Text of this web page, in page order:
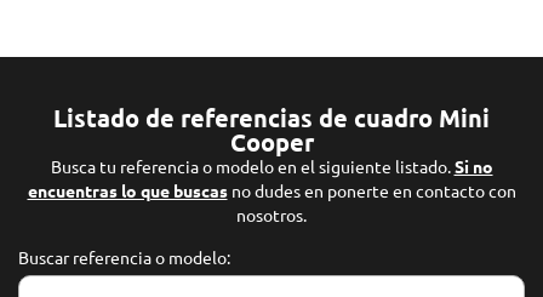
Listado de referencias de cuadro Mini
Cooper
Busca tu referencia o modelo en el siguiente listado.Si no
encuentras lo que buscasno dudes en ponerte en contacto con
nosotros.
Buscar referencia o modelo: